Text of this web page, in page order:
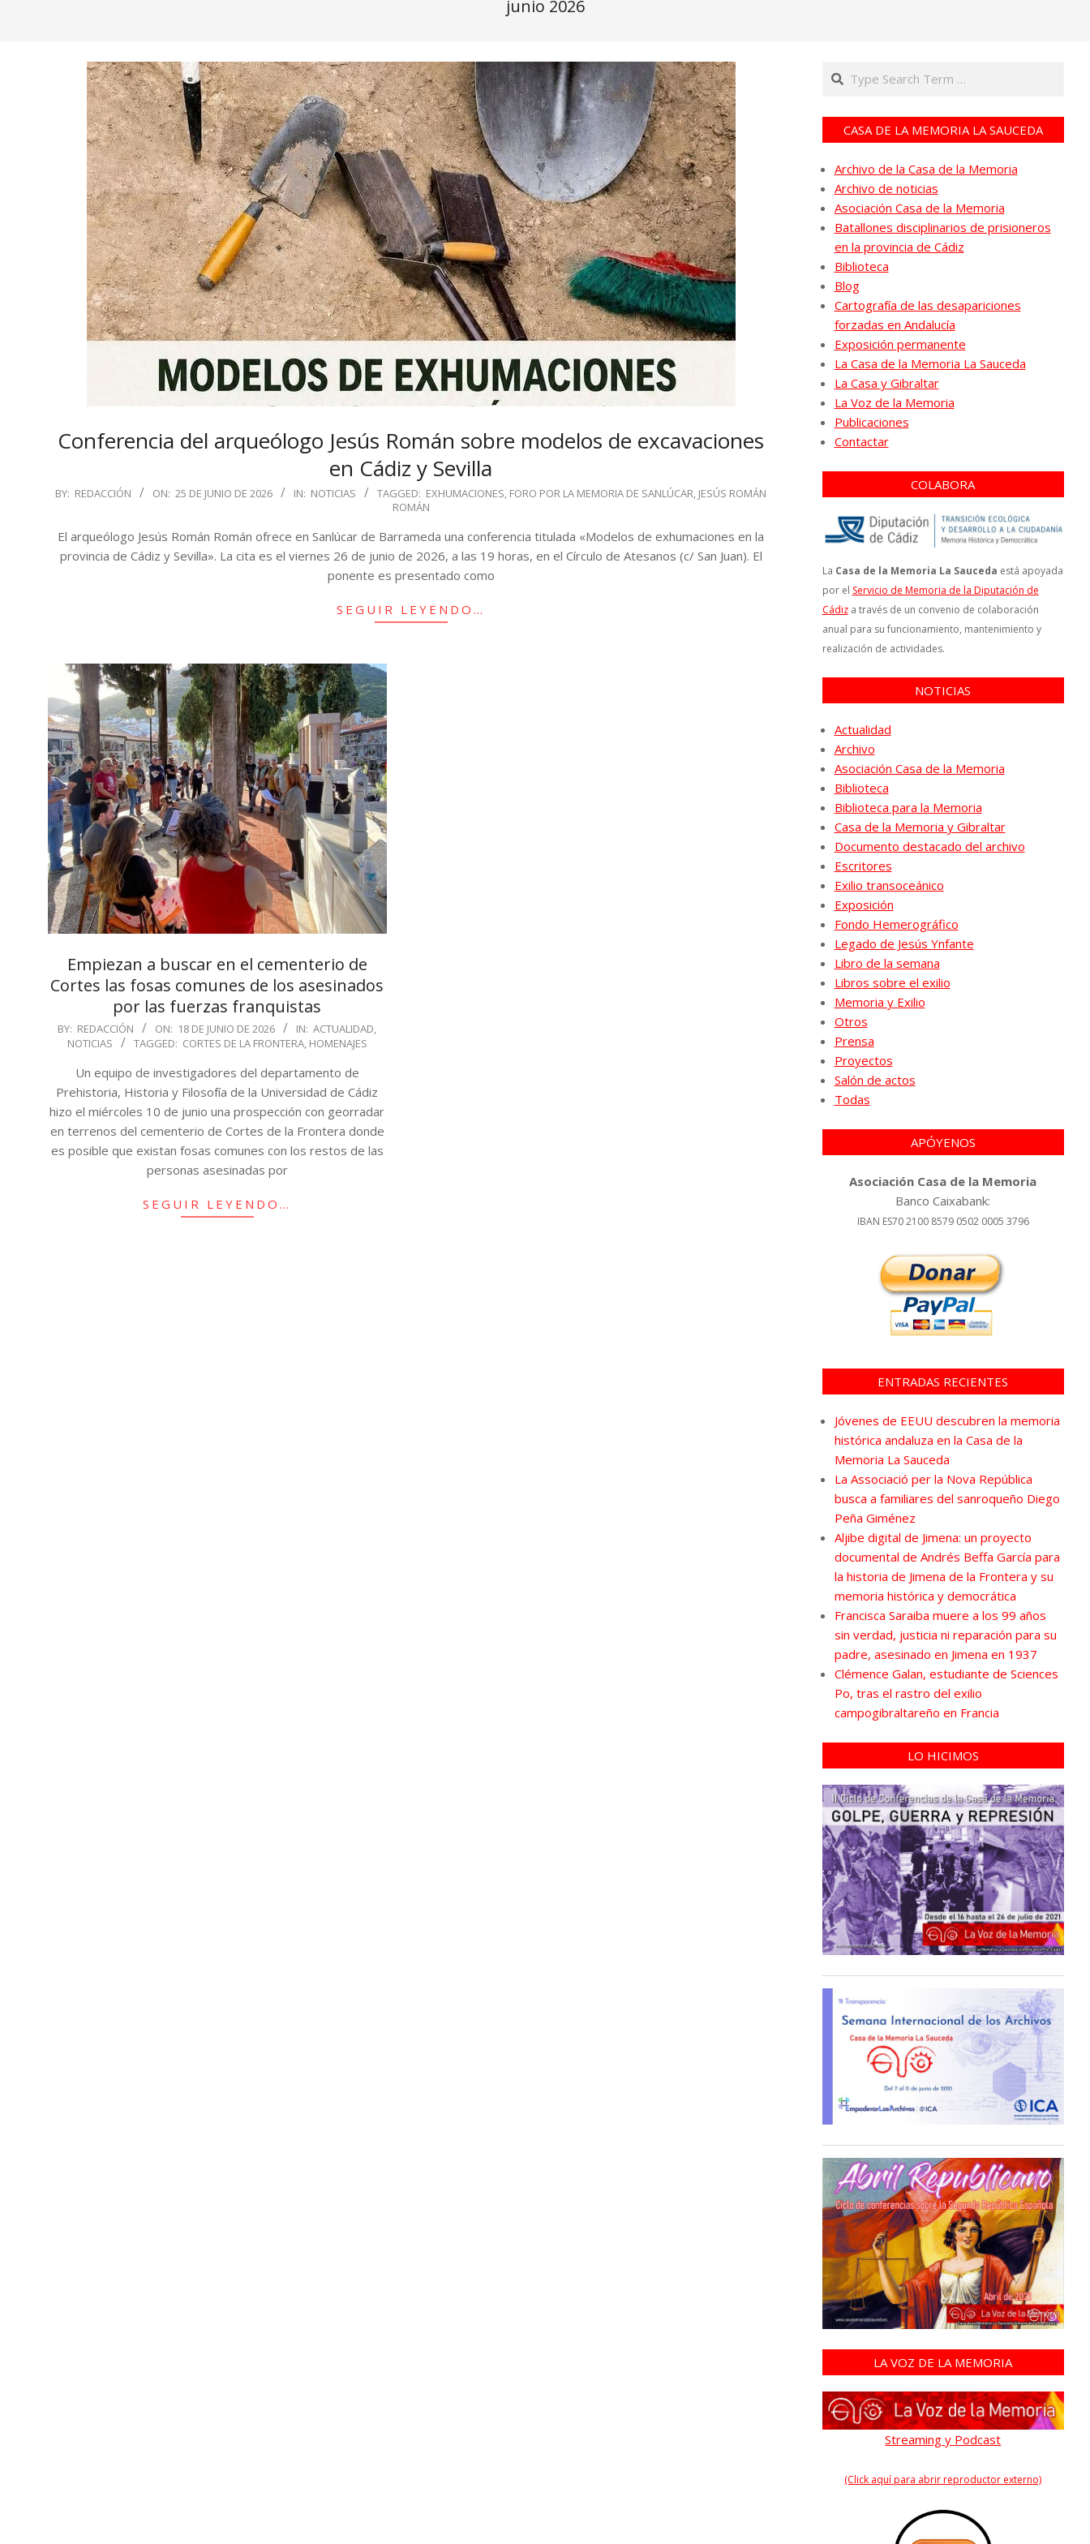
junio 2026
Conferencia del arqueólogo Jesús Román sobre modelos de excavaciones
en Cádiz y Sevilla
2026-
25
BY: REDACCIÓN ON: 25 DE JUNIO DE 2026 IN: NOTICIAS TAGGED: EXHUMACIONES, FORO POR LA MEMORIA DE SANLÚCAR, JESÚS ROMÁN
ROMÁN
El arqueólogo Jesús Román Román ofrece en Sanlúcar de Barrameda una conferencia titulada «Modelos de exhumaciones en la
provincia de Cádiz y Sevilla». La cita es el viernes 26 de junio de 2026, a las 19 horas, en el Círculo de Atesanos (c/ San Juan). El
ponente es presentado como
SEGUIR LEYENDO…
Empiezan a buscar en el cementerio de
Cortes las fosas comunes de los asesinados
por las fuerzas franquistas
2026-
BY: REDACCIÓN ON: 18 DE JUNIO DE 2026 IN: ACTUALIDAD,
NOTICIAS
TAGGED: CORTES DE LA FRONTERA, HOMENAJES
Un equipo de investigadores del departamento de
Prehistoria, Historia y Filosofía de la Universidad de Cádiz
hizo el miércoles 10 de junio una prospección con georradar
en terrenos del cementerio de Cortes de la Frontera donde
es posible que existan fosas comunes con los restos de las
personas asesinadas por
SEGUIR LEYENDO…
Search
CASA DE LA MEMORIA LA SAUCEDA
Archivo de la Casa de la Memoria
Archivo de noticias
Asociación Casa de la Memoria
Batallones disciplinarios de prisioneros
en la provincia de Cádiz
Biblioteca
Blog
Cartografía de las desapariciones
forzadas en Andalucía
Exposición permanente
La Casa de la Memoria La Sauceda
La Casa y Gibraltar
La Voz de la Memoria
Publicaciones
Contactar
COLABORA
La Casa de la Memoria La Sauceda está apoyada
por el Servicio de Memoria de la Diputación de
Cádiza través de un convenio de colaboración
anual para su funcionamiento, mantenimiento y
realización de actividades.
NOTICIAS
Actualidad
Archivo
Asociación Casa de la Memoria
Biblioteca
Biblioteca para la Memoria
Casa de la Memoria y Gibraltar
Documento destacado del archivo
Escritores
Exilio transoceánico
Exposición
Fondo Hemerográfico
Legado de Jesús Ynfante
Libro de la semana
Libros sobre el exilio
Memoria y Exilio
Otros
Prensa
Proyectos
Salón de actos
Todas
APÓYENOS
Asociación Casa de la Memoria
Banco Caixabank:
IBAN ES70 2100 8579 0502 0005 3796
ENTRADAS RECIENTES
Jóvenes de EEUU descubren la memoria
histórica andaluza en la Casa de la
Memoria La Sauceda
La Associació per la Nova República
busca a familiares del sanroqueño Diego
Peña Giménez
Aljibe digital de Jimena: un proyecto
documental de Andrés Beffa García para
la historia de Jimena de la Frontera y su
memoria histórica y democrática
Francisca Saraiba muere a los 99 años
sin verdad, justicia ni reparación para su
padre, asesinado en Jimena en 1937
Clémence Galan, estudiante de Sciences
Po, tras el rastro del exilio
campogibraltareño en Francia
LO HICIMOS
LA VOZ DE LA MEMORIA
Streaming y Podcast
(Click aquí para abrir reproductor externo)